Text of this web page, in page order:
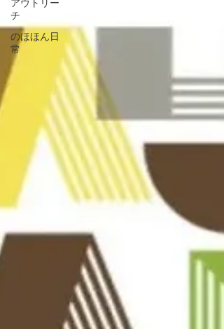
アウトリー
チ
のほほん日
常